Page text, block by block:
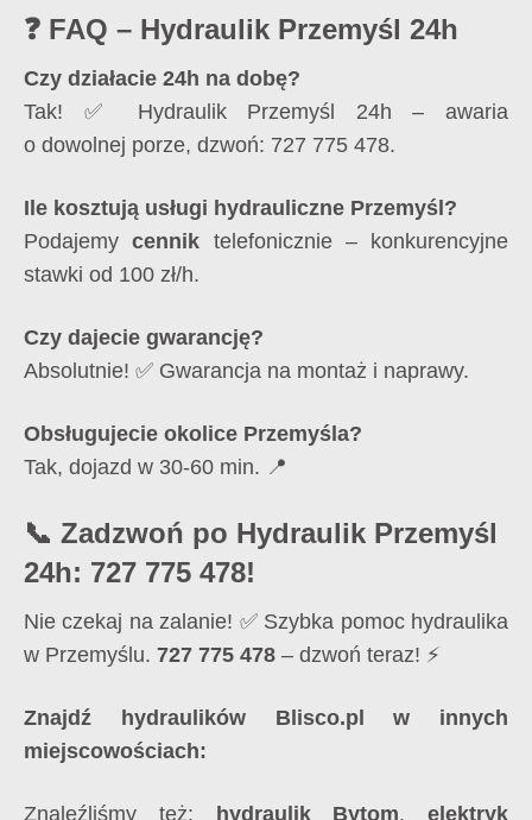
❓ FAQ – Hydraulik Przemyśl 24h
Czy działacie 24h na dobę?
Tak! ✅ Hydraulik Przemyśl 24h – awaria
o dowolnej porze, dzwoń: 727 775 478.
Ile kosztują usługi hydrauliczne Przemyśl?
Podajemycennik telefonicznie – konkurencyjne
stawki od 100 zł/h.
Czy dajecie gwarancję?
Absolutnie! ✅ Gwarancja na montaż i naprawy.
Obsługujecie okolice Przemyśla?
Tak, dojazd w 30-60 min. 📍
📞 Zadzwoń po Hydraulik Przemyśl
24h: 727 775 478!
Nie czekaj na zalanie! ✅ Szybka pomoc hydraulika
w Przemyślu. 727 775 478 – dzwoń teraz! ⚡
Znajdź hydraulików Blisco.pl w innych
miejscowościach:
Znaleźliśmy też: hydraulik Bytom, elektryk